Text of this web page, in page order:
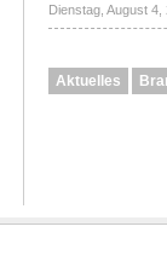
Dienstag, August
Aktuelles